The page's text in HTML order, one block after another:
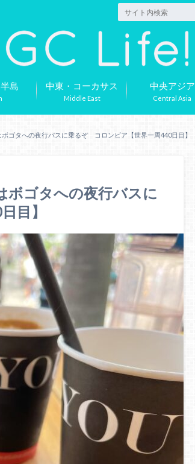
島
Middle East
中東・コーカサス
Central Asia
中央アジア
ゴタへの夜行バスに乗るぞ コロンビア【世界一周440日目】
ボゴタへの夜行バスに
目】